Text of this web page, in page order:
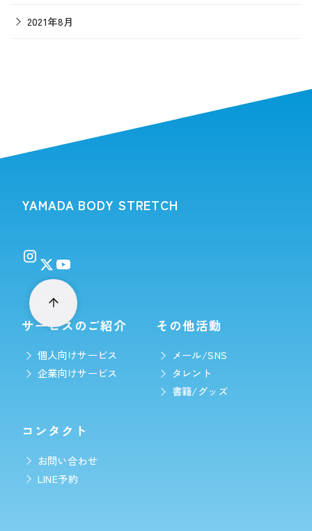
2021年8月
YAMADA BODY STRETCH
サービスのご紹介
個人向けサービス
企業向けサービス
その他活動
メール/SNS
タレント
書籍/グッズ
コンタクト
お問い合わせ
LINE予約